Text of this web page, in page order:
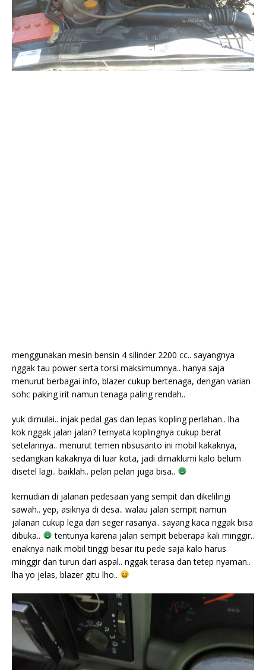
menggunakan mesin bensin 4 silinder 2200 cc.. sayangnya
nggak tau power serta torsi maksimumnya.. hanya saja
menurut berbagai info, blazer cukup bertenaga, dengan varian
sohc paking irit namun tenaga paling rendah..
yuk dimulai.. injak pedal gas dan lepas kopling perlahan.. lha
kok nggak jalan jalan? ternyata koplingnya cukup berat
setelannya.. menurut temen nbsusanto ini mobil kakaknya,
sedangkan kakaknya di luar kota, jadi dimaklumi kalo belum
disetel lagi.. baiklah.. pelan pelan juga bisa..
kemudian di jalanan pedesaan yang sempit dan dikelilingi
sawah.. yep, asiknya di desa.. walau jalan sempit namun
jalanan cukup lega dan seger rasanya.. sayang kaca nggak bisa
dibuka..
tentunya karena jalan sempit beberapa kali minggir..
enaknya naik mobil tinggi besar itu pede saja kalo harus
minggir dan turun dari aspal.. nggak terasa dan tetep nyaman..
lha yo jelas, blazer gitu lho..